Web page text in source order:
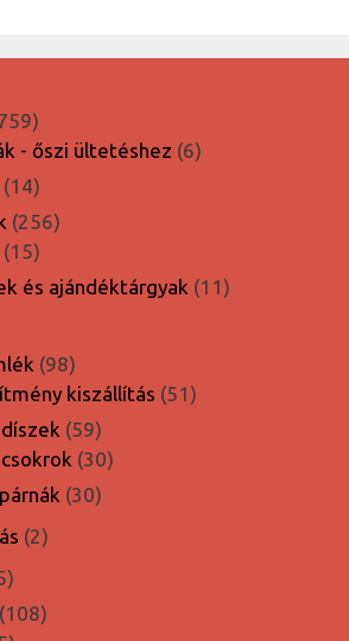
1759
termék
- őszi ültetéshez 66
1414
termék
256256
1515
termék
és ajándéktárgyak 1111
9898
termék
kiszállítás 5151
5959
termék
3030
3030
22
65
termék
108108